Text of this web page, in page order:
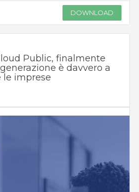
DOWNLOAD
Public, finalmente
è davvero a
imprese